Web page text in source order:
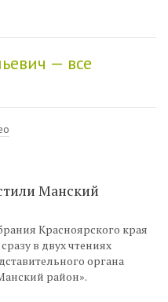
— все
Манский
Красноярского края
в двух чтениях
органа
район».